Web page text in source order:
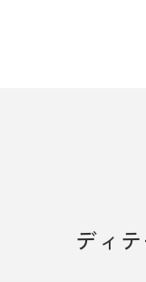
■ 来
1. 当
2. 当
ディ